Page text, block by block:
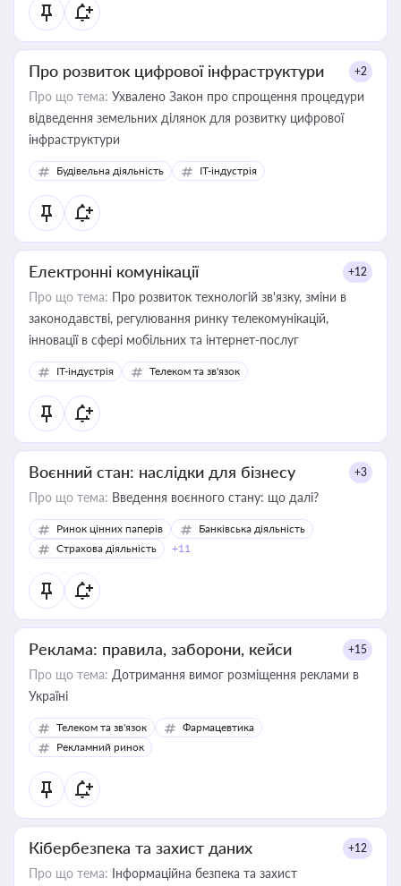
Про розвиток цифрової інфраструктури +2
Про що тема: Ухвалено Закон про спрощення процедури
відведення земельних ділянок для розвитку цифрової
інфраструктури
Будівельна діяльність IT-індустрія
Електронні комунікації +12
Про що тема: Про розвиток технологій зв'язку, зміни в
законодавстві, регулювання ринку телекомунікацій,
інновації в сфері мобільних та інтернет-послуг
IT-індустрія Телеком та зв'язок
Воєнний стан: наслідки для бізнесу +3
Про що тема: Введення воєнного стану: що далі?
Ринок цінних паперів
Банківська діяльність
Страхова діяльність
+11
Реклама: правила, заборони, кейси +15
Про що тема: Дотримання вимог розміщення реклами в
Україні
Телеком та зв'язок
Фармацевтика
Рекламний ринок
Кібербезпека та захист даних +12
Про що тема: Інформаційна безпека та захист